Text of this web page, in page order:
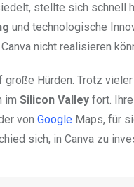
stellte sich schnell
und technologische
nicht realisieren
Hürden. Trotz
im Silicon Valley fort.
von Google Maps, für
sich, in Canva zu